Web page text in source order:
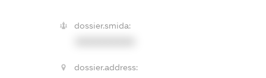
dossier.smida:
dossier.address: